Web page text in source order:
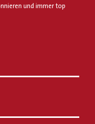
und immer top